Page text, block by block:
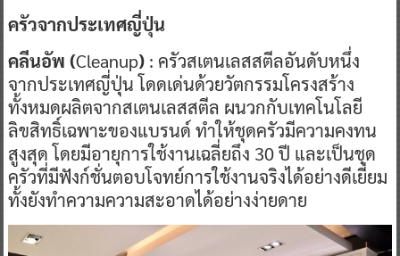
ครัวจากประเทศญี่ปุ่น
คลีนอัพ (Cleanup): ครัวสเตนเลสสตีลอันดับหนึ่ง
จากประเทศญี่ปุ่น โดดเด่นด้วยวัตกรรมโครงสร้าง
ทั้งหมดผลิตจากสเตนเลสสตีล ผนวกกับเทคโนโลยี
ลิขสิทธิ์เฉพาะของแบรนด์ ทำให้ชุดครัวมีความคงทน
สูงสุด โดยมีอายุการใช้งานเฉลี่ยถึง 30ปี และเป็นชุด
ครัวที่มีฟังก์ชั่นตอบโจทย์การใช้งานจริงได้อย่างดีเยี่ยม
ทั้งยังทำความความสะอาดได้อย่างง่ายดาย